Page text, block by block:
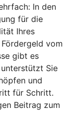
In den
für die
Ihres
vom
gibt es
Sie
und
für Schritt.
Beitrag zum